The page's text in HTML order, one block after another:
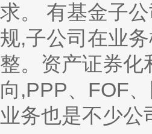
求。 有基金子
规,子公司在业
整。资产证券化
向,PPP、FOF
业务也是不少公